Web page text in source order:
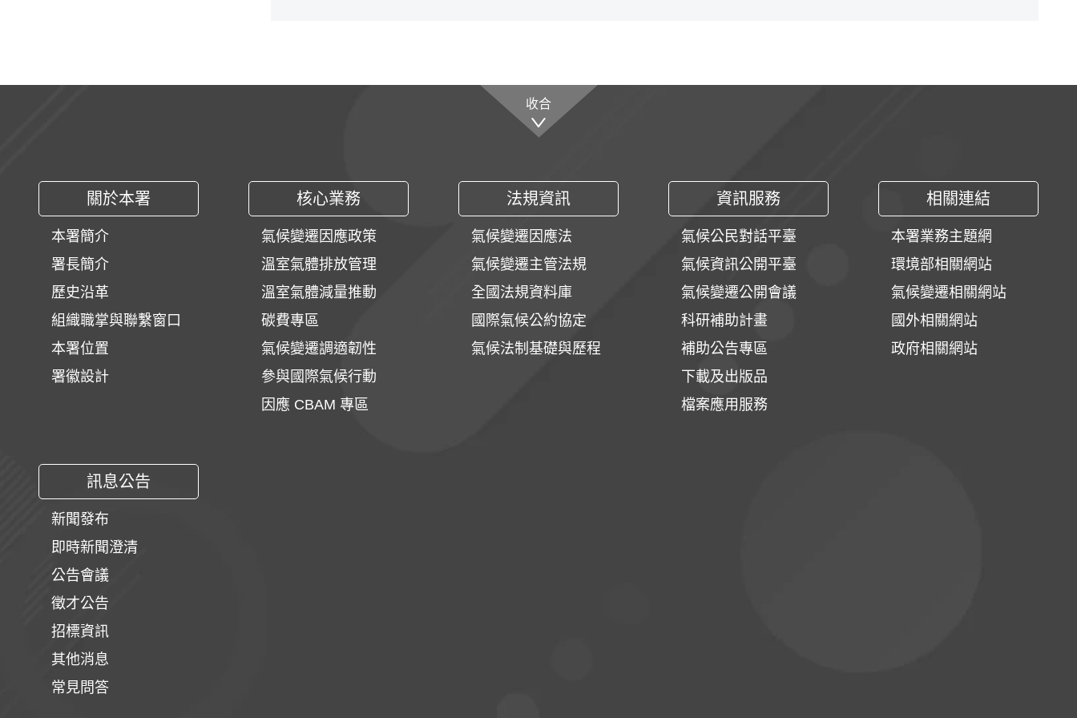
收合
關於本署
本署簡介
署長簡介
歷史沿革
組織職掌與聯繫窗口
本署位置
署徽設計
核心業務
氣候變遷因應政策
溫室氣體排放管理
溫室氣體減量推動
碳費專區
氣候變遷調適韌性
參與國際氣候行動
因應 CBAM 專區
法規資訊
氣候變遷因應法
氣候變遷主管法規
全國法規資料庫
國際氣候公約協定
氣候法制基礎與歷程
資訊服務
氣候公民對話平臺
氣候資訊公開平臺
氣候變遷公開會議
科研補助計畫
補助公告專區
下載及出版品
檔案應用服務
相關連結
本署業務主題網
環境部相關網站
氣候變遷相關網站
國外相關網站
政府相關網站
訊息公告
新聞發布
即時新聞澄清
公告會議
徵才公告
招標資訊
其他消息
常見問答